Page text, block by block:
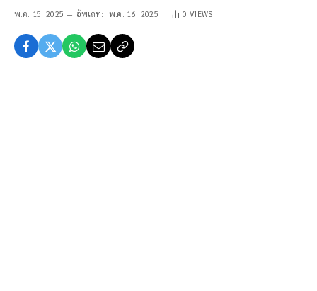
พ.ค. 15, 2025 อัพเดท: พ.ค. 16, 2025 0 VIEWS